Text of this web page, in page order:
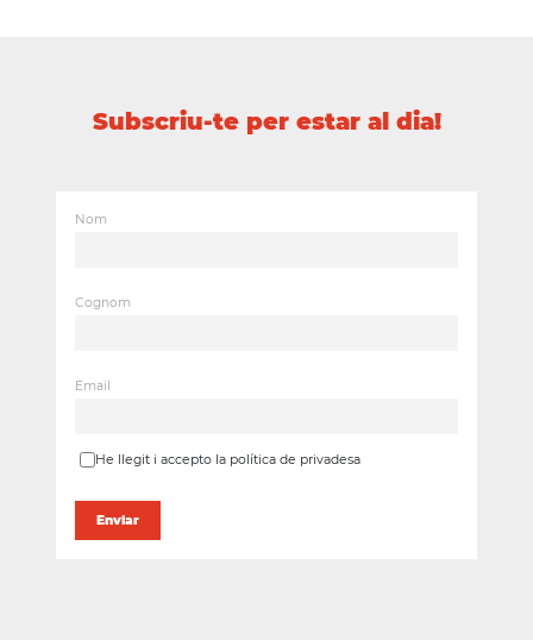
Subscriu-te per estar al dia!
Nom
Cognom
Email
He llegit i accepto la política de privadesa